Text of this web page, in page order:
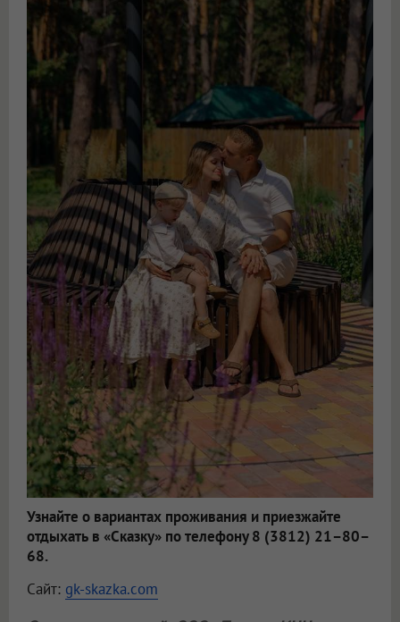
Узнайте о вариантах проживания и приезжайте
отдыхать в «Сказку» по телефону 8 (3812) 21–80–
68.
Сайт: gk-skazka.com